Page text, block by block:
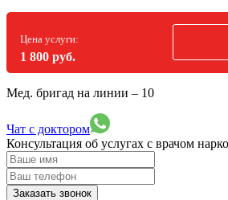
Цена услуги:
1 800 руб.
Мед. бригад на линии – 10
Чат с доктором
Консультация об услугах с врачом
Заказать звонок